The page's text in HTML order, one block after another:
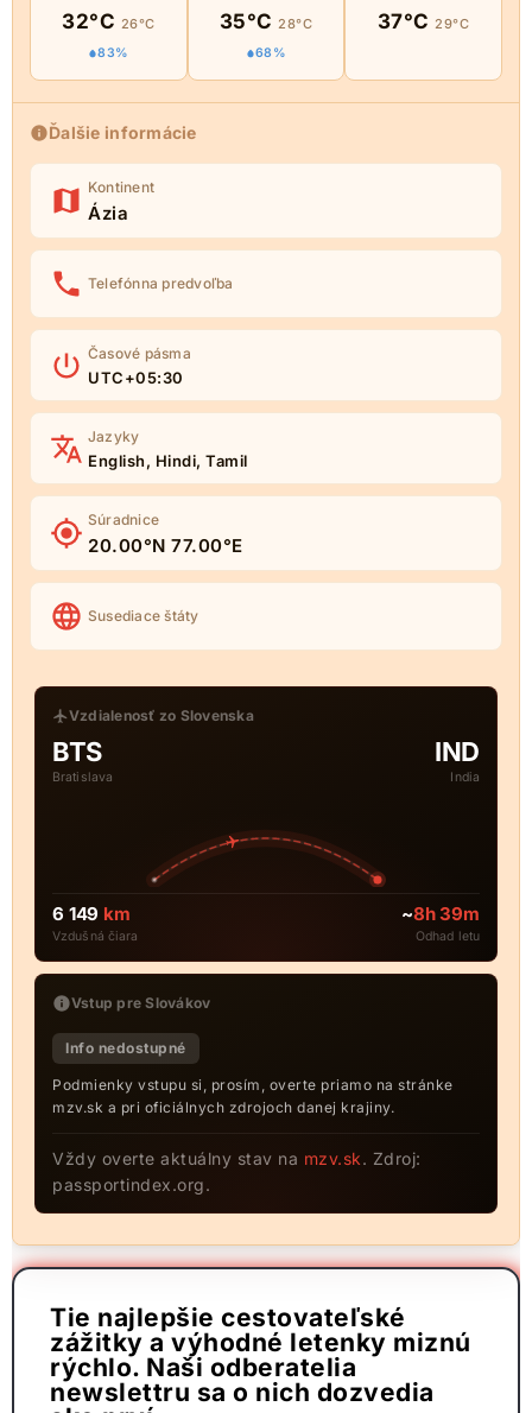
32°C 26°C
83%
35°C28°C
68%
37°C29°C
Ďalšie informácie
Kontinent
Ázia
Telefónna predvoľba
Časové pásma
UTC+05:30
Jazyky
English, Hindi, Tamil
Súradnice
20.00°N 77.00°E
Susediace štáty
Vzdialenosť zo Slovenska
BTS
Bratislava
IND
India
6 149 km
Vzdušná čiara
~8h 39m
Odhad letu
Vstup pre Slovákov
Info nedostupné
Podmienky vstupu si, prosím, overte priamo na stránke
mzv.sk a pri oficiálnych zdrojoch danej krajiny.
Vždy overte aktuálny stav na mzv.sk. Zdroj:
passportindex.org.
Tie najlepšie cestovateľské
zážitky a výhodné letenky miznú
rýchlo. Naši odberatelia
newslettru sa o nich dozvedia